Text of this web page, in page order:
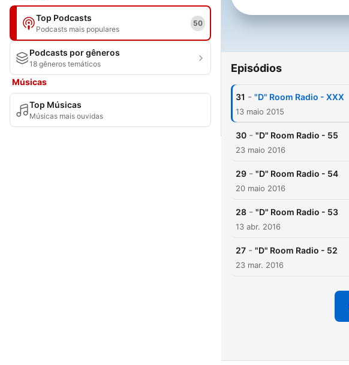
Top Podcasts
Podcasts mais populares
50
Podcasts por gêneros
18 gêneros temáticos
Músicas
Top Músicas
Músicas mais ouvidas
Episódios
31 - "D" Room Radio - XXX
13 maio 2015
30 - "D" Room Radio - 55
23 maio 2016
29 - "D" Room Radio - 54
20 maio 2016
28 - "D" Room Radio - 53
13 abr. 2016
27 - "D" Room Radio - 52
23 mar. 2016